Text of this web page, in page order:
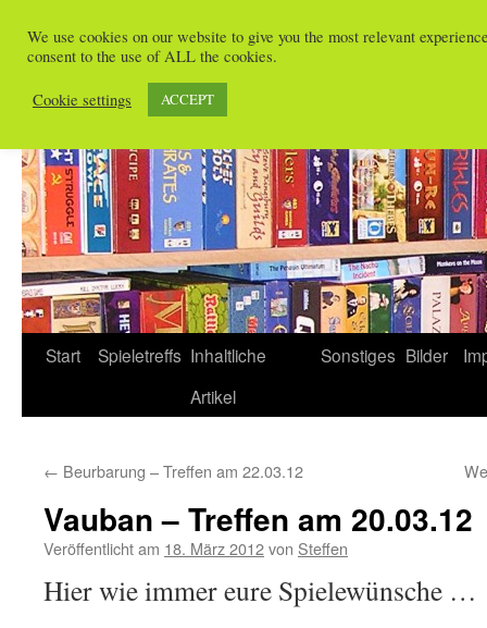
Zum
Spieletreffs in Freiburg
Start Spieletreffs Inhaltliche
Artikel
Sonstiges Bilder
← Beurbarung – Treffen am 22.03.12
Vauban – Treffen am 20.03.12
Veröffentlicht am 18. März 2012von Steffen
Hier wie immer eure Spielewünsche …
We use cookies on our website to give you the most relevant
consent to the use of ALL the cookies.
Cookie settings ACCEPT